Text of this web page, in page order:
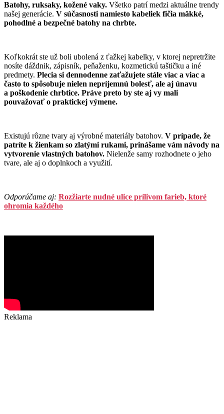
Batohy, ruksaky, kožené vaky. Všetko patrí medzi aktuálne trendy
našej generácie. V súčasnosti namiesto kabeliek fičia mäkké,
pohodlné a bezpečné batohy na chrbte.
Koľkokrát ste už boli ubolená z ťažkej kabelky, v ktorej nepretržite
nosíte dáždnik, zápisník, peňaženku, kozmetickú taštičku a iné
predmety. Plecia si dennodenne zaťažujete stále viac a viac a
často to spôsobuje nielen nepríjemnú bolesť, ale aj únavu
a poškodenie chrbtice. Práve preto by ste aj vy mali
pouvažovať o praktickej výmene.
Existujú rôzne tvary aj výrobné materiály batohov. V prípade, že
patríte k žienkam so zlatými rukami, prinášame vám návody na
vytvorenie vlastných batohov. Nielenže samy rozhodnete o jeho
tvare, ale aj o doplnkoch a využití.
Odporúčame aj: Rozžiarte nudné ulice prílivom farieb, ktoré
ohromia každého
Reklama